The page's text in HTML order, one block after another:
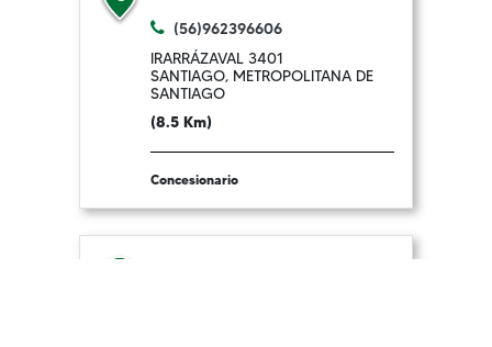
(56)962396606
IRARRÁZAVAL 3401
SANTIAGO, METROPOLITANA DE
SANTIAGO
(8.5 Km)
Concesionario